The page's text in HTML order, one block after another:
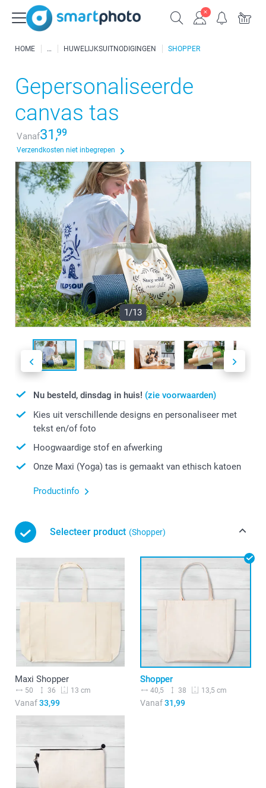
HOME HUWELIJKSUITNODIGINGEN SHOPPER
Gepersonaliseerde
canvas tas
Vanaf31,99
Verzendkosten niet inbegrepen
1/13
Nu besteld, dinsdag in huis! (zie voorwaarden)
Kies uit verschillende designs en personaliseer met
tekst en/of foto
Hoogwaardige stof en afwerking
Onze Maxi (Yoga) tas is gemaakt van ethisch katoen
Productinfo
Selecteer product (Shopper)
Maxi Shopper
50 36 13 cm
Vanaf33,99
Shopper
40,5 38 13,5 cm
Vanaf31,99